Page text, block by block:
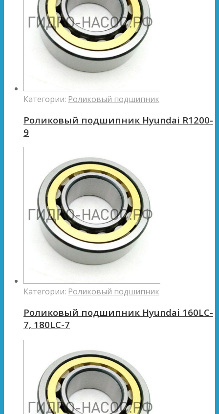
Категории: Роликовый подшипник
Роликовый подшипник Hyundai R1200-
9
Категории: Роликовый подшипник
Роликовый подшипник Hyundai 160LC-
7, 180LC-7